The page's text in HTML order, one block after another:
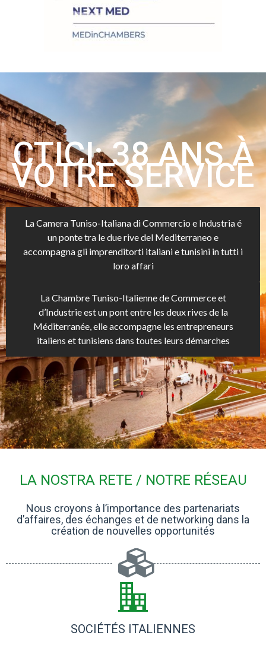
CTICI: 38 ANS À
VOTRE SERVICE
La Camera Tuniso-Italiana di Commercio e Industria é
un ponte tra le due rive del Mediterraneo e
accompagna gli imprenditorti italiani e tunisini in tutti i
loro affari
La Chambre Tuniso-Italienne de Commerce et
d’Industrie est un pont entre les deux rives de la
Méditerranée, elle accompagne les entrepreneurs
italiens et tunisiens dans toutes leurs démarches
LA NOSTRA RETE / NOTRE RÉSEAU
Nous croyons à l’importance des partenariats
d’affaires, des échanges et de networking dans la
création de nouvelles opportunités
SOCIÉTÉS ITALIENNES